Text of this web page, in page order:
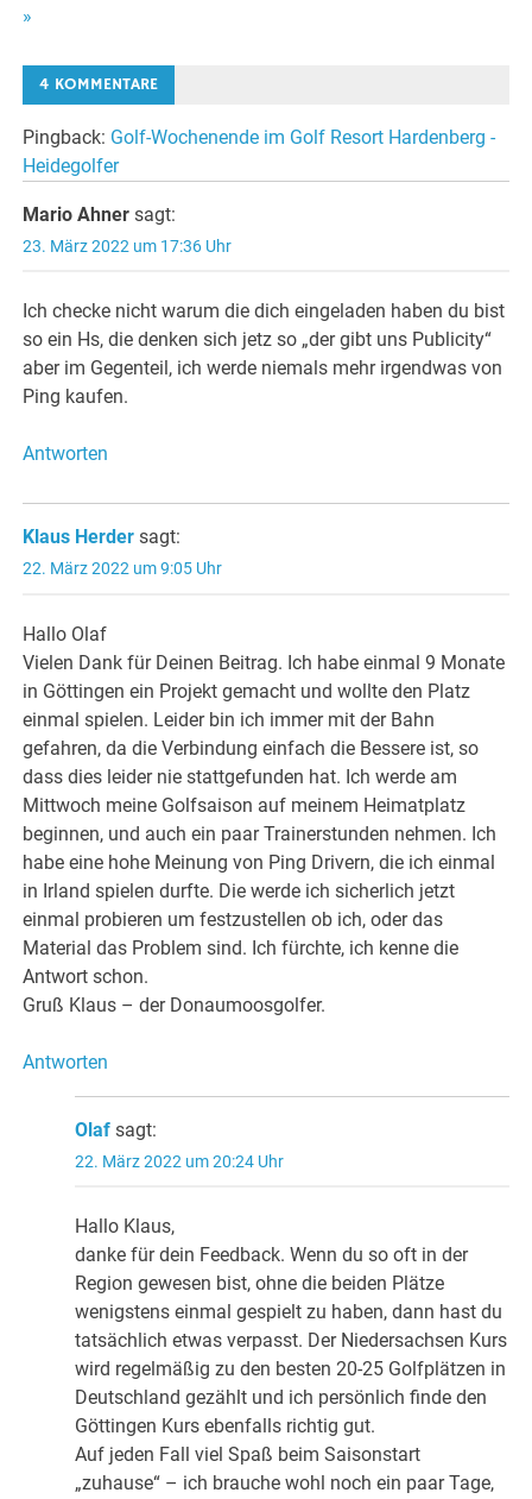
»
4 KOMMENTARE
Pingback: Golf-Wochenende im Golf Resort Hardenberg -
Heidegolfer
Mario Ahner sagt:
23. März 2022 um 17:36 Uhr
Ich checke nicht warum die dich eingeladen haben du bist
so ein Hs, die denken sich jetz so „der gibt uns Publicity“
aber im Gegenteil, ich werde niemals mehr irgendwas von
Ping kaufen.
Antworten
Klaus Herder sagt:
22. März 2022 um 9:05 Uhr
Hallo Olaf
Vielen Dank für Deinen Beitrag. Ich habe einmal 9 Monate
in Göttingen ein Projekt gemacht und wollte den Platz
einmal spielen. Leider bin ich immer mit der Bahn
gefahren, da die Verbindung einfach die Bessere ist, so
dass dies leider nie stattgefunden hat. Ich werde am
Mittwoch meine Golfsaison auf meinem Heimatplatz
beginnen, und auch ein paar Trainerstunden nehmen. Ich
habe eine hohe Meinung von Ping Drivern, die ich einmal
in Irland spielen durfte. Die werde ich sicherlich jetzt
einmal probieren um festzustellen ob ich, oder das
Material das Problem sind. Ich fürchte, ich kenne die
Antwort schon.
Gruß Klaus – der Donaumoosgolfer.
Antworten
Olaf sagt:
22. März 2022 um 20:24 Uhr
Hallo Klaus,
danke für dein Feedback. Wenn du so oft in der
Region gewesen bist, ohne die beiden Plätze
wenigstens einmal gespielt zu haben, dann hast du
tatsächlich etwas verpasst. Der Niedersachsen Kurs
wird regelmäßig zu den besten 20-25 Golfplätzen in
Deutschland gezählt und ich persönlich finde den
Göttingen Kurs ebenfalls richtig gut.
Auf jeden Fall viel Spaß beim Saisonstart
„zuhause“ – ich brauche wohl noch ein paar Tage,